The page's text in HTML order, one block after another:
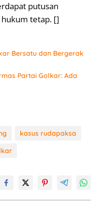
putusan
tetap. []
Bersatu dan Bergerak
Partai Golkar: Ada
kasus rudapaksa